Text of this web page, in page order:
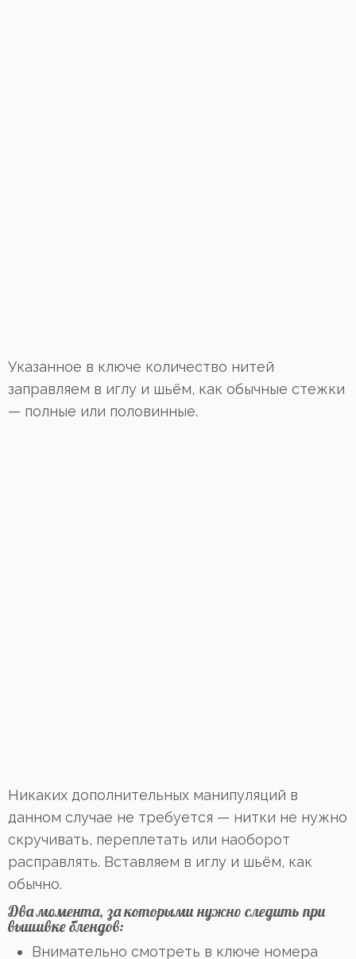
Указанное в ключе количество нитей
заправляем в иглу и шьём, как обычные стежки
— полные или половинные.
Никаких дополнительных манипуляций в
данном случае не требуется — нитки не нужно
скручивать, переплетать или наоборот
расправлять. Вставляем в иглу и шьём, как
обычно.
Два момента, за которыми нужно следить при
вышивке блендов:
Внимательно смотреть в ключе номера